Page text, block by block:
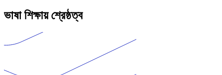
ভাষা শিক্ষায় শ্রেষ্ঠত্ব